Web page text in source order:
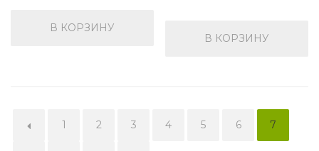
В КОРЗИНУ
В КОРЗИНУ
← 1 2 3 4 5 6 7